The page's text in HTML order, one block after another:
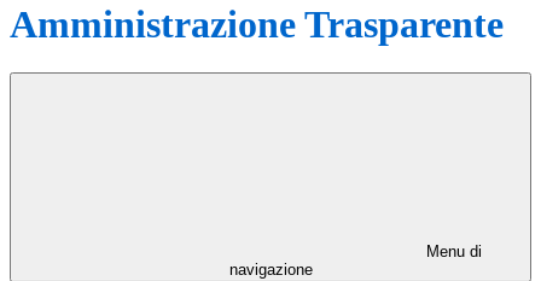
Amministrazione Trasparente
Menu di
navigazione